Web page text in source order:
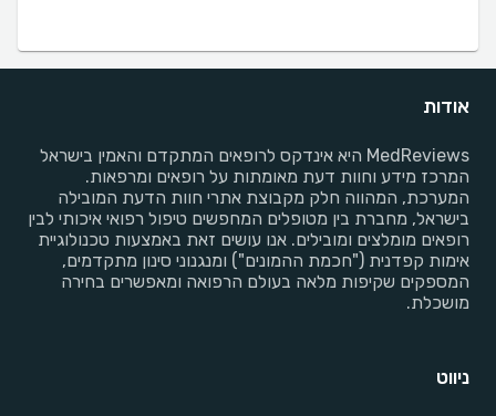
אודות
MedReviews היא אינדקס לרופאים המתקדם והאמין בישראל
המרכז מידע וחוות דעת מאומתות על רופאים ומרפאות.
המערכת, המהווה חלק מקבוצת אתרי חוות הדעת המובילה
בישראל, מחברת בין מטופלים המחפשים טיפול רפואי איכותי לבין
רופאים מומלצים ומובילים. אנו עושים זאת באמצעות טכנולוגיית
אימות קפדנית ("חכמת ההמונים") ומנגנוני סינון מתקדמים,
המספקים שקיפות מלאה בעולם הרפואה ומאפשרים בחירה
מושכלת.
ניווט